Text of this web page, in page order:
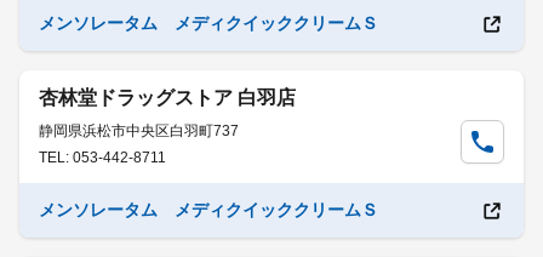
メンソレータム メディクイッククリームＳ
杏林堂ドラッグストア 白羽店
静岡県浜松市中央区白羽町737
TEL: 053-442-8711
メンソレータム メディクイッククリームＳ